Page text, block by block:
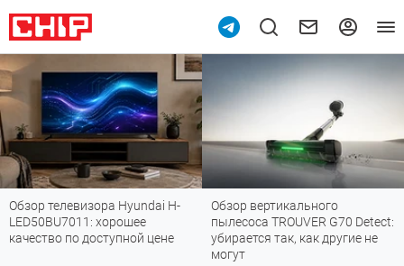
Обзор вертикального
пылесоса TROUVER G70 Detect:
убирается так, как другие не
Топ-8 недорогих роутеров с Wi-
Fi 7: все «плюшки» последнего
стандарта